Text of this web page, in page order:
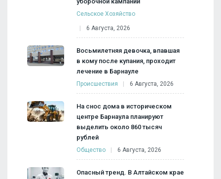
Сельское Хозяйство
6 Августа, 2026
Восьмилетняя девочка, впавшая
в кому после купания, проходит
лечение в Барнауле
Происшествия 6 Августа, 2026
На снос дома в историческом
центре Барнаула планируют
выделить около 860 тысяч
рублей
Общество 6 Августа, 2026
Опасный тренд. В Алтайском крае